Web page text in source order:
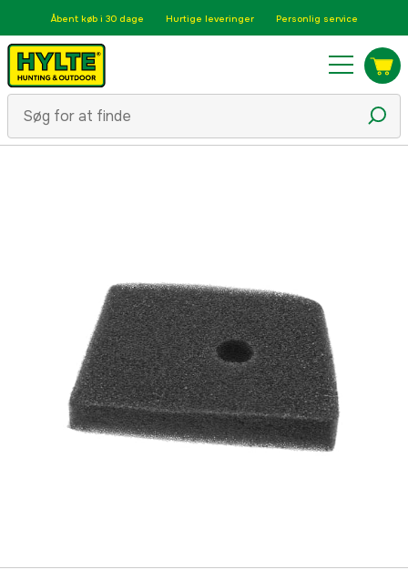
Åbent køb i 30 dage Hurtige leveringer Personlig service